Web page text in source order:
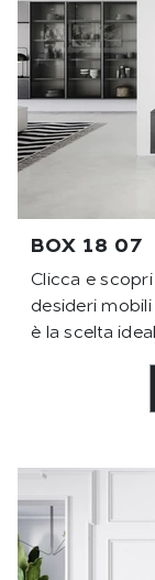
BOX 18 07
Clicca e
desideri
è la scelta